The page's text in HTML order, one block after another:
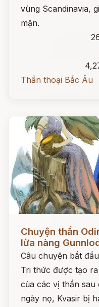
vùng Scandinavia,
mặn.
Thần thoại Bắc Âu
Chuyện thần
lừa nàng
Câu chuyện bắt
Tri thức được tạo
của các vị thần sau
ngày nọ, Kvasir bị